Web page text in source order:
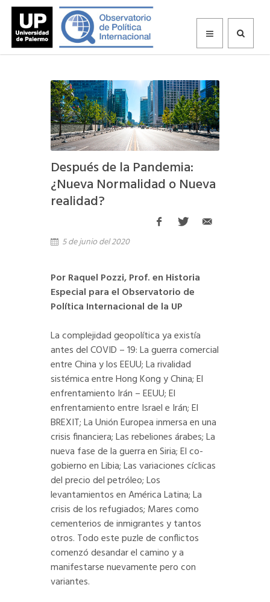
Después de la Pandemia:
¿Nueva Normalidad o Nueva
realidad?
5 de junio del 2020
Por Raquel Pozzi, Prof. en Historia
Especial para el Observatorio de
Política Internacional de la UP
La complejidad geopolítica ya existía
antes del COVID – 19: La guerra comercial
entre China y los EEUU; La rivalidad
sistémica entre Hong Kong y China; El
enfrentamiento Irán – EEUU; El
enfrentamiento entre Israel e Irán; El
BREXIT; La Unión Europea inmersa en una
crisis financiera; Las rebeliones árabes; La
nueva fase de la guerra en Siria; El co-
gobierno en Libia; Las variaciones cíclicas
del precio del petróleo; Los
levantamientos en América Latina; La
crisis de los refugiados; Mares como
cementerios de inmigrantes y tantos
otros. Todo este puzle de conflictos
comenzó desandar el camino y a
manifestarse nuevamente pero con
variantes.